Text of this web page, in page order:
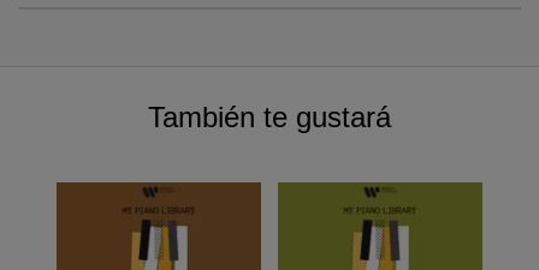
También te gustará